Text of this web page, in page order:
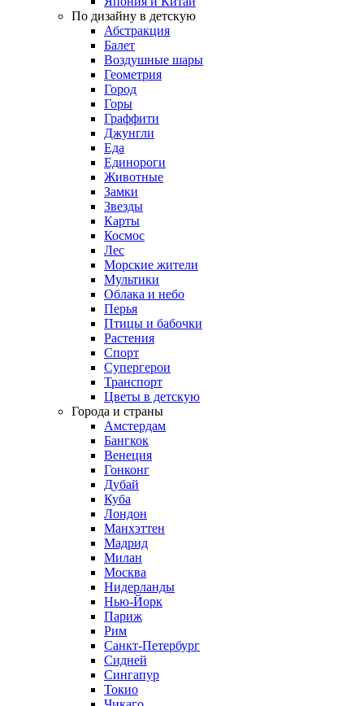
По дизайну в детскую
Абстракция
Балет
Воздушные шары
Геометрия
Город
Горы
Граффити
Джунгли
Еда
Единороги
Животные
Замки
Звезды
Карты
Космос
Лес
Морские жители
Мультики
Облака и небо
Перья
Птицы и бабочки
Растения
Спорт
Супергерои
Транспорт
Цветы в детскую
Города и страны
Амстердам
Бангкок
Венеция
Гонконг
Дубай
Куба
Лондон
Манхэттен
Мадрид
Милан
Москва
Нидерланды
Нью-Йорк
Париж
Рим
Санкт-Петербург
Сидней
Сингапур
Токио